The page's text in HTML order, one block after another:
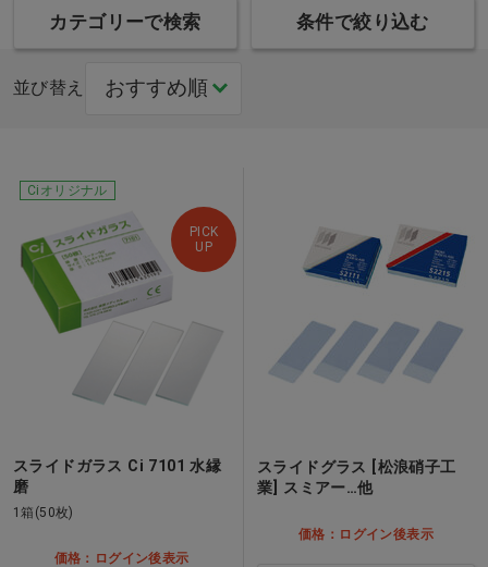
カテゴリーで検索 条件で絞り込む
並び替え
PICK
UP
Ciオリジナル
スライドガラス Ci 7101 水縁
磨
1箱(50枚)
価格：ログイン後表示
スライドグラス [松浪硝子工
業] スミアー…他
価格：ログイン後表示